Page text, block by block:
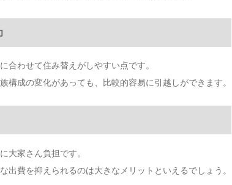
合わせて住み替えがしやすい点です。
成の変化があっても、比較的容易に引越しができます。
大家さん負担です。
出費を抑えられるのは大きなメリットといえるでしょう。